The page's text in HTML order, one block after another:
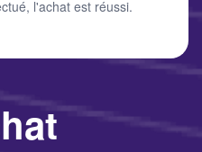
l'achat est réussi.